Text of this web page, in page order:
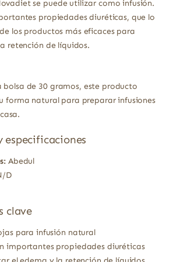
se puede utilizar como infusión.
propiedades diuréticas, que lo
los productos más eficaces para
retención de líquidos.
bolsa de 30 gramos, este producto
forma natural para preparar infusiones
especificaciones
Abedul
D
clave
para infusión natural
importantes propiedades diuréticas